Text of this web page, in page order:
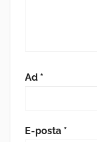
Ad *
E-posta *